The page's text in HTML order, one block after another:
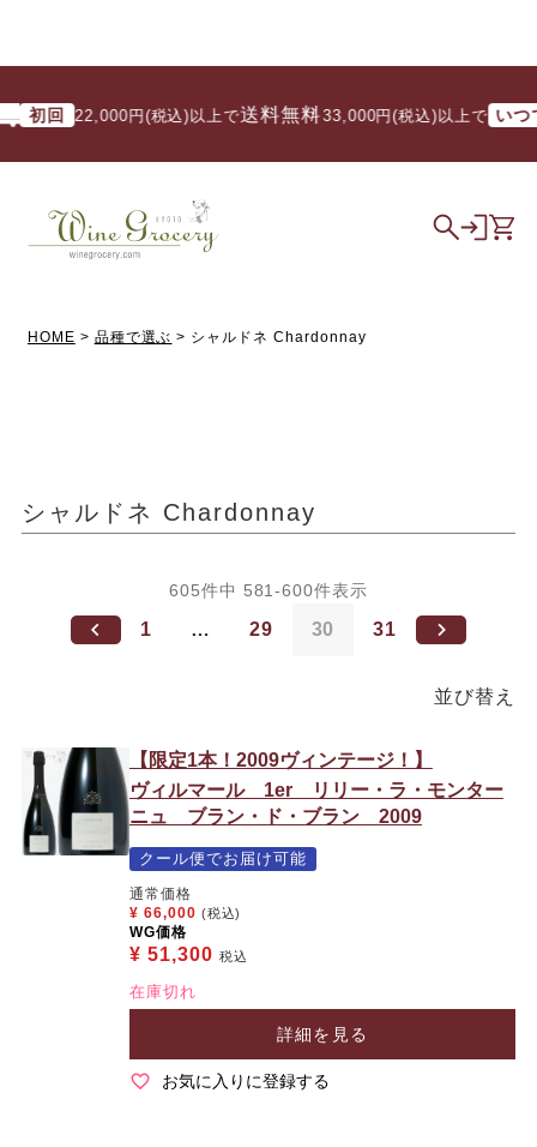
22,000円(税込)以上で送料無料/ 33,000円(税込)以上で いつでも
HOME 品種で選ぶ シャルドネ Chardonnay
シャルドネ Chardonnay
並び替え
605件中 581-600件表示
1 … 29 30 31
【限定1本！2009ヴィンテージ！】
ヴィルマール 1er リリー・ラ・モンター
ニュ ブラン・ド・ブラン 2009
クール便でお届け可能
通常価格
¥ 66,000 (税込)
WG価格
¥ 51,300 税込
在庫切れ
詳細を見る
お気に入りに登録する